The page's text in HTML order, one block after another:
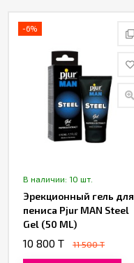
-6%
В наличии: 10 шт.
Эрекционный гель для
пениса Pjur MAN Steel
Gel (50 ML)
10 800 T 11 500 T